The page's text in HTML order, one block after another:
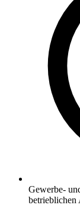
Gewerbe-
betrieblichen